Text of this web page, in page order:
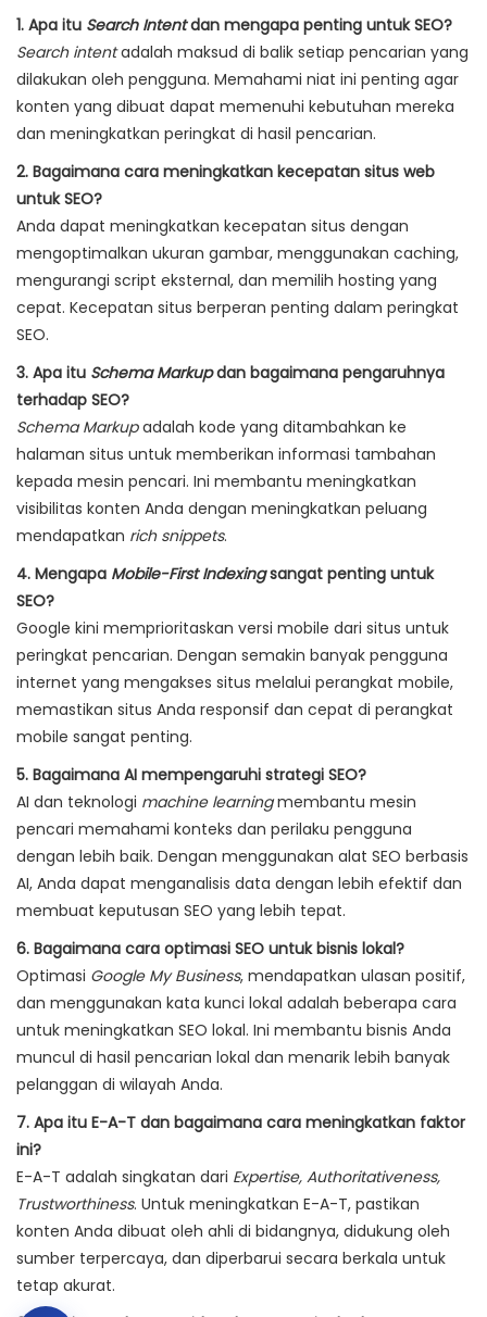
1. Apa itu Search Intentdan mengapa penting untuk SEO?
Search intentadalah maksud di balik setiap pencarian yang
dilakukan oleh pengguna. Memahami niat ini penting agar
konten yang dibuat dapat memenuhi kebutuhan mereka
dan meningkatkan peringkat di hasil pencarian.
2. Bagaimana cara meningkatkan kecepatan situs web
untuk SEO?
Anda dapat meningkatkan kecepatan situs dengan
mengoptimalkan ukuran gambar, menggunakan caching,
mengurangi script eksternal, dan memilih hosting yang
cepat. Kecepatan situs berperan penting dalam peringkat
SEO.
3. Apa itu Schema Markupdan bagaimana pengaruhnya
terhadap SEO?
Schema Markupadalah kode yang ditambahkan ke
halaman situs untuk memberikan informasi tambahan
kepada mesin pencari. Ini membantu meningkatkan
visibilitas konten Anda dengan meningkatkan peluang
mendapatkan rich snippets.
4. Mengapa Mobile-First Indexingsangat penting untuk
SEO?
Google kini memprioritaskan versi mobile dari situs untuk
peringkat pencarian. Dengan semakin banyak pengguna
internet yang mengakses situs melalui perangkat mobile,
memastikan situs Anda responsif dan cepat di perangkat
mobile sangat penting.
5. Bagaimana AI mempengaruhi strategi SEO?
AI dan teknologi machine learningmembantu mesin
pencari memahami konteks dan perilaku pengguna
dengan lebih baik. Dengan menggunakan alat SEO berbasis
AI, Anda dapat menganalisis data dengan lebih efektif dan
membuat keputusan SEO yang lebih tepat.
6. Bagaimana cara optimasi SEO untuk bisnis lokal?
Optimasi Google My Business, mendapatkan ulasan positif,
dan menggunakan kata kunci lokal adalah beberapa cara
untuk meningkatkan SEO lokal. Ini membantu bisnis Anda
muncul di hasil pencarian lokal dan menarik lebih banyak
pelanggan di wilayah Anda.
7. Apa itu E-A-T dan bagaimana cara meningkatkan faktor
ini?
E-A-T adalah singkatan dari Expertise, Authoritativeness,
Trustworthiness. Untuk meningkatkan E-A-T, pastikan
konten Anda dibuat oleh ahli di bidangnya, didukung oleh
sumber terpercaya, dan diperbarui secara berkala untuk
tetap akurat.